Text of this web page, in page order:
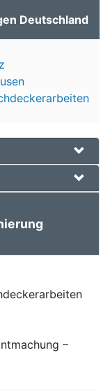
Deutschland
–